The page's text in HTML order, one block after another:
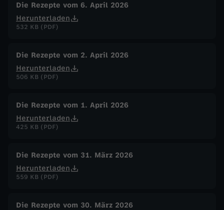
Die Rezepte vom 6. April 2026
Herunterladen
532 KB (PDF)
Die Rezepte vom 2. April 2026
Herunterladen
506 KB (PDF)
Die Rezepte vom 1. April 2026
Herunterladen
425 KB (PDF)
Die Rezepte vom 31. März 2026
Herunterladen
559 KB (PDF)
Die Rezepte vom 30. März 2026